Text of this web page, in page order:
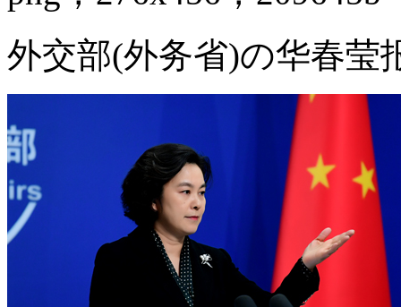
外交部(外务省)の华春莹